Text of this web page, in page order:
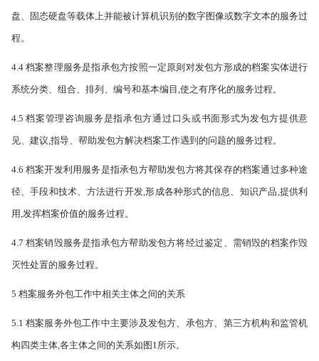
盘、固态硬盘等载体上并能被计算机识别的数字图像或数字文本的服务过
程。
4.4 档案整理服务是指承包方按照一定原则对发包方形成的档案实体进行
系统分类、组合、排列、编号和基本编目,使之有序化的服务过程。
4.5 档案管理咨询服务是指承包方通过口头或书面形式为发包方提供意
见、建议,指导、帮助发包方解决档案工作遇到的问题的服务过程。
4.6 档案开发利用服务是指承包方帮助发包方将其保存的档案通过多种途
径、手段和技术、方法进行开发,形成各种形式的信息、知识产品,提供利
用,发挥档案价值的服务过程。
4.7 档案销毁服务是指承包方帮助发包方将经过鉴定、需销毁的档案作毁
灭性处置的服务过程。
5 档案服务外包工作中相关主体之间的关系
5.1 档案服务外包工作中主要涉及发包方、承包方、第三方机构和监管机
构四类主体,各主体之间的关系如图1所示。